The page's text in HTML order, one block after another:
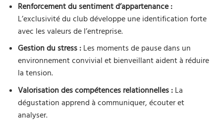
Renforcement du sentiment d’appartenance :
L’exclusivité du club développe une identification forte
avec les valeurs de l’entreprise.
Gestion du stress :Les moments de pause dans un
environnement convivial et bienveillant aident à réduire
la tension.
Valorisation des compétences relationnelles :La
dégustation apprend à communiquer, écouter et
analyser.